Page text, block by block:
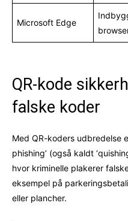
Microsoft Edge
QR-kode
falske koder
Med QR-koders udbredelse
phishing’ (også kaldt
hvor kriminelle plakerer
eksempel på
eller plancher.